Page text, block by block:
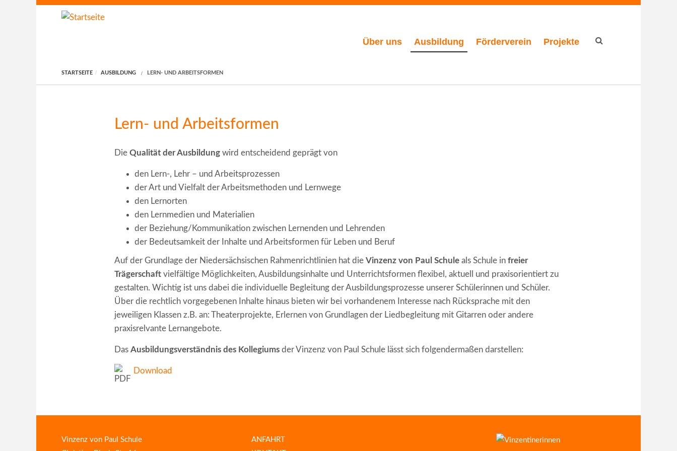
Direkt zum Inhalt
Suchformular
Über uns Ausbildung Förderverein Projekte
STARTSEITE AUSBILDUNG LERN- UND ARBEITSFORMEN
Lern- und Arbeitsformen
Die Qualität der Ausbildung wird entscheidend geprägt von
den Lern-, Lehr – und Arbeitsprozessen
der Art und Vielfalt der Arbeitsmethoden und Lernwege
den Lernorten
den Lernmedien und Materialien
der Beziehung/Kommunikation zwischen Lernenden und Lehrenden
der Bedeutsamkeit der Inhalte und Arbeitsformen für Leben und Beruf
Auf der Grundlage der Niedersächsischen Rahmenrichtlinien hat die Vinzenz von Paul Schule als Schule in freier
Trägerschaft vielfältige Möglichkeiten, Ausbildungsinhalte und Unterrichtsformen flexibel, aktuell und praxisorientiert zu
gestalten. Wichtig ist uns dabei die individuelle Begleitung der Ausbildungsprozesse unserer Schülerinnen und Schüler.
Über die rechtlich vorgegebenen Inhalte hinaus bieten wir bei vorhandenem Interesse nach Rücksprache mit den
jeweiligen Klassen z.B. an: Theaterprojekte, Erlernen von Grundlagen der Liedbegleitung mit Gitarren oder andere
praxisrelvante Lernangebote.
Das Ausbildungsverständnis des Kollegiums der Vinzenz von Paul Schule lässt sich folgendermaßen darstellen:
Download
Vinzenz von Paul Schule
ANFAHRT